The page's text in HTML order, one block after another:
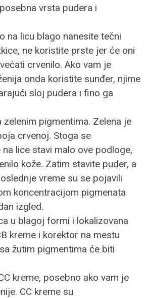
vrsta pudera i
na licu blago nanesite tečni
ne koristite prste jer će oni
crvenilo. Ako vam je
onda koristite sunđer, njime
sloj pudera i fino ga
pigmentima. Zelena je
crvenoj. Stoga se
lice stavi malo ove podloge,
kože. Zatim stavite puder, a
vreme su se pojavili
koncentracijom pigmenata
izgled.
u blagoj formi i lokalizovana
kreme i korektor na mestu
žutim pigmentima će biti
kreme, posebno ako vam je
CC kreme su